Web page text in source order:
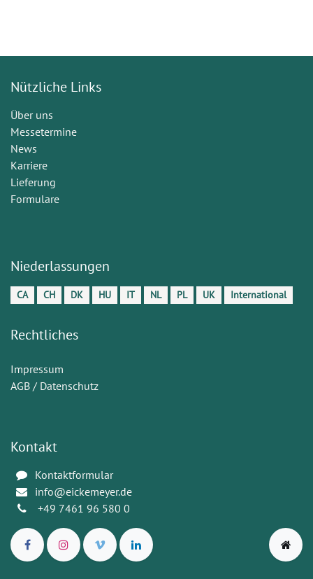
Nützliche Links
Über uns
Messetermine
News
Karriere
Lieferung
Formulare
Niederlassungen
CA CH DK HU IT NL PL UK International
Rechtliches
Impressum
AGB / Datenschutz
Kontakt
Kontaktformular
info@eickemeyer.de
+49 7461 96 580 0